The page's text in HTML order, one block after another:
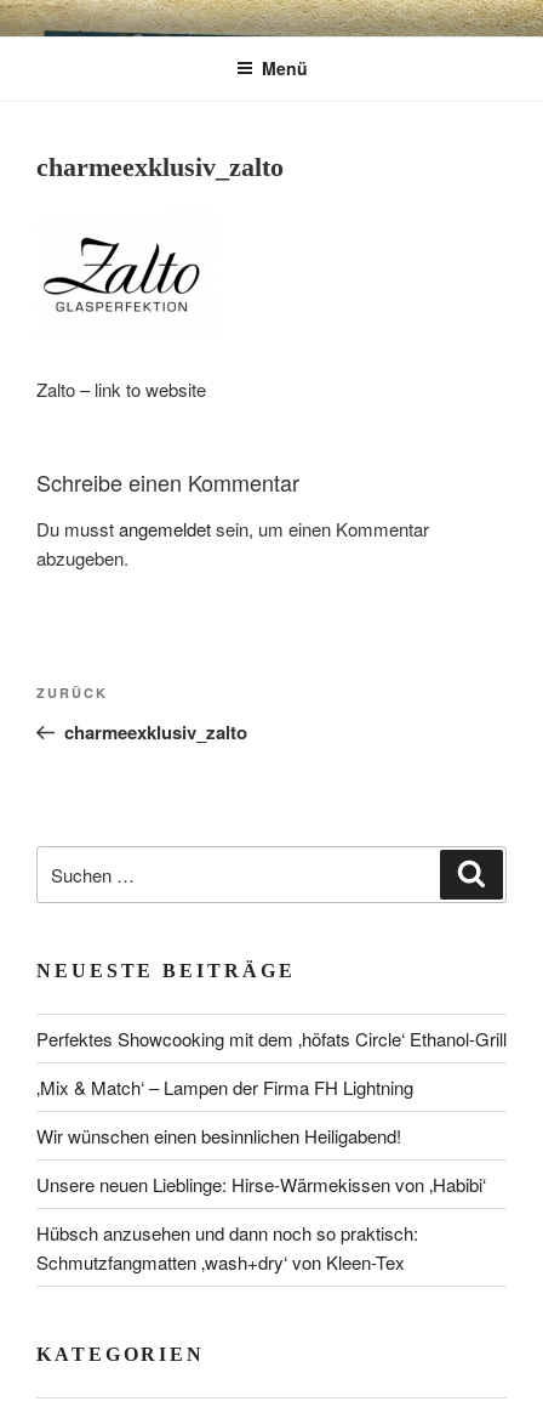
Zum
InhaltCHARME
Geschenkartikel & Kunstobjekte in Bad
Menü
charmeexklusiv_zalto
Zalto – link to website
Schreibe einen Kommentar
Du musstangemeldetsein, um einen Kommentar
abzugeben.
Beitragsnavigation
Vorheriger
Beitrag
ZURÜCK
charmeexklusiv_zalto
nach:
NEUESTE BEITRÄGE
Perfektes Showcooking mit dem ‚höfats Circle‘ Ethanol-Grill
‚Mix & Match‘ – Lampen der Firma FH Lightning
Wir wünschen einen besinnlichen Heiligabend!
Unsere neuen Lieblinge: Hirse-Wärmekissen von ‚Habibi‘
Hübsch anzusehen und dann noch so praktisch:
Schmutzfangmatten ‚wash+dry‘ von Kleen-Tex
KATEGORIEN